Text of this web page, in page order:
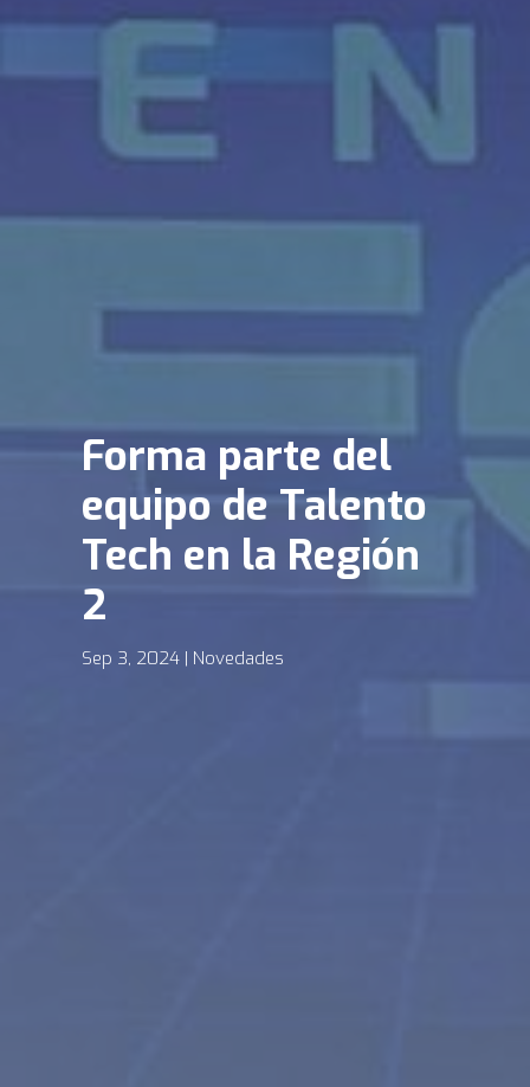
Forma parte del
equipo de Talento
Tech en la Región
2
Sep 3, 2024 Novedades